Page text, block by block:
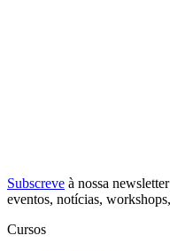
Subscreve à nossa newsletter
eventos, notícias,
Cursos